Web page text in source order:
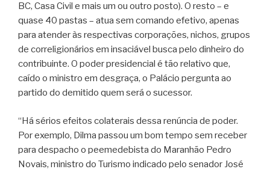
BC, Casa Civil e mais um ou outro posto). O resto – e
quase 40 pastas – atua sem comando efetivo, apenas
para atender às respectivas corporações, nichos, grupos
de correligionários em insaciável busca pelo dinheiro do
contribuinte. O poder presidencial é tão relativo que,
caído o ministro em desgraça, o Palácio pergunta ao
partido do demitido quem será o sucessor.
“Há sérios efeitos colaterais dessa renúncia de poder.
Por exemplo, Dilma passou um bom tempo sem receber
para despacho o peemedebista do Maranhão Pedro
Novais, ministro do Turismo indicado pelo senador José